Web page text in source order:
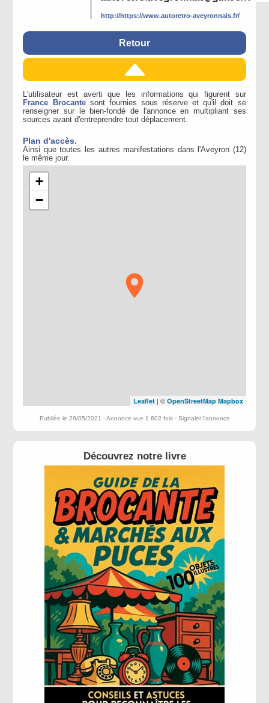
http://https://www.autoretro-aveyronnais.fr/
Retour
L'utilisateur est averti que les informations qui figurent sur
France Brocantesont fournies sous réserve et qu'il doit se
renseigner sur le bien-fondé de l'annonce en multipliant ses
sources avant d'entreprendre tout déplacement.
Plan d'accès.
Ainsi que toutes les autres manifestations dans l'Aveyron (12)
le même jour.
+
−
Leaflet| © OpenStreetMap Mapbox
Publiée le 29/05/2021 - Annonce vue 1 602 fois - Signaler l'annonce
Découvrez notre livre